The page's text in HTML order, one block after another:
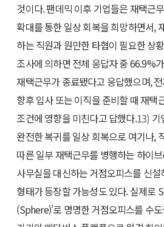
것이다. 팬데믹 이후 기업들은 재택근
확대를 통한 일상 회복을 희망하면서,
하는 직원과 원만한 타협이 필요한 상
조사에 의하면 전체 응답자 중 66.9%
재택근무가 종료됐다고 응답했으며,
향후 입사 또는 이직을 준비할 때 재택
조건에 영향을 미친다고 답했다.13) 기
완전한 복귀를 일상 회복으로 여기나,
따른 일부 재택근무를 병행하는 하이
사무실을 대신하는 거점오피스를 신
형태가 등장할 가능성도 있다. 실제로
(Sphere)’로 명명한 거점오피스를 수